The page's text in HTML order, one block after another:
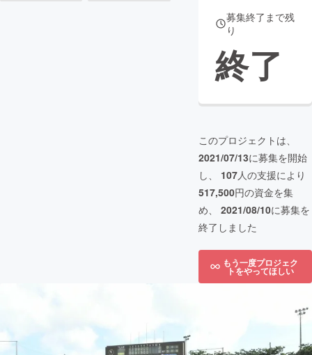
募集終了まで残
り
終了
このプロジェクトは、
2021/07/13に募集を開始
し、 107人の支援により
517,500円の資金を集
め、 2021/08/10に募集を
終了しました
もう一度プロジェク
トをやってほしい